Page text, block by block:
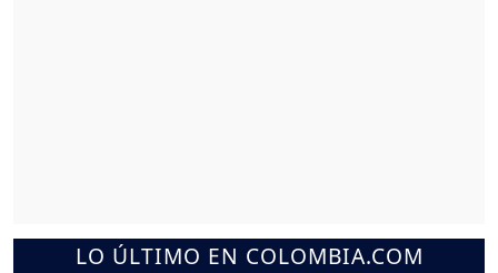
LO ÚLTIMO EN COLOMBIA.COM